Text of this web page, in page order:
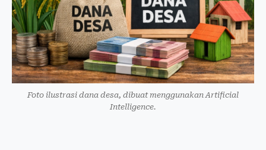
Foto ilustrasi dana desa, dibuat menggunakan Artificial
Intelligence.